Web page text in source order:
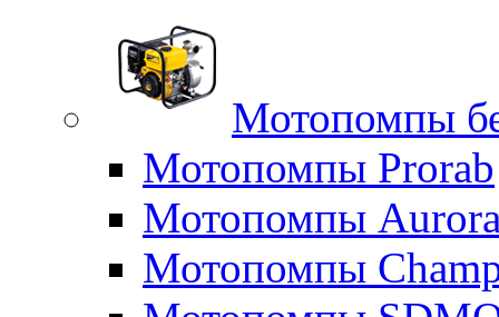
Мотопомпы
Мотопомпы Prorab
Мотопомпы
Мотопомпы